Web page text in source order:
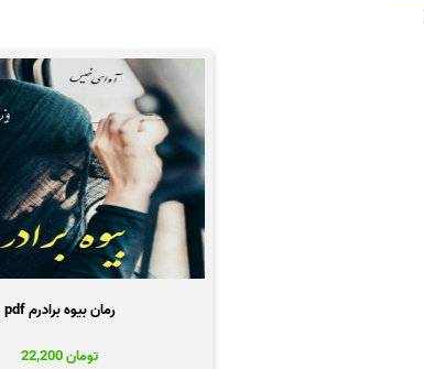
رمان بیوه برادرم pdf
تومان